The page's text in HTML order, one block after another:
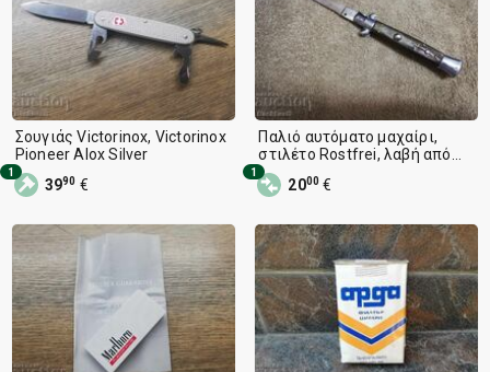
Σουγιάς Victorinox, Victorinox
Pioneer Alox Silver
3990 €
1
Παλιό αυτόματο μαχαίρι,
στιλέτο Rostfrei, λαβή από
κέρατο
2000 €
1